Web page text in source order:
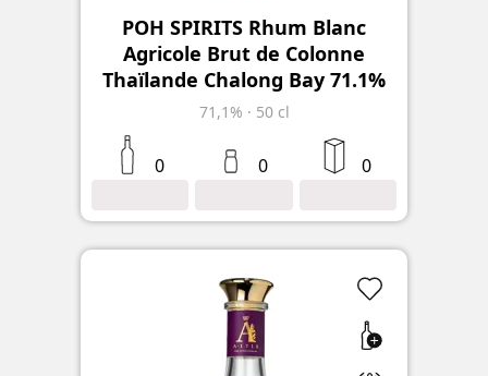
POH SPIRITS Rhum Blanc
Agricole Brut de Colonne
Thaïlande Chalong Bay 71.1%
71,1% · 50 cl
0 0 0